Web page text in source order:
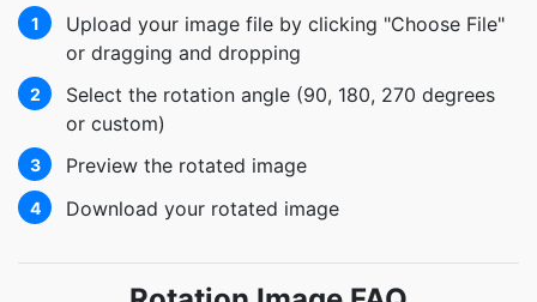
1
Upload your image file by clicking "Choose File"
or dragging and dropping
2
Select the rotation angle (90, 180, 270 degrees
or custom)
3 Preview the rotated image
4 Download your rotated image